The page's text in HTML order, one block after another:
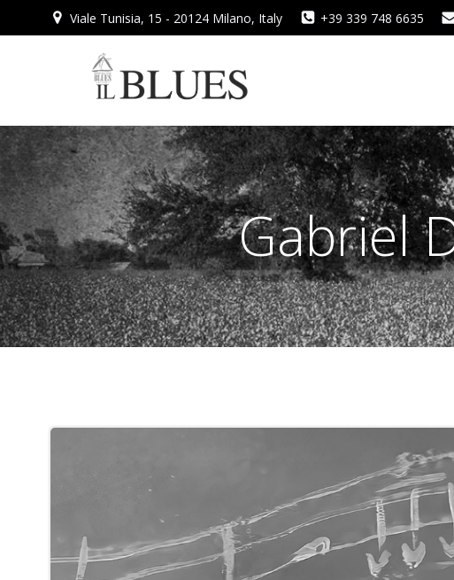
al
Viale Tunisia, 15 - 20124 Milano, Italy +39 339 748 6635
Gabriel